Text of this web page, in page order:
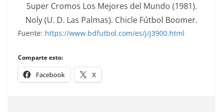
Super Cromos Los Mejores del Mundo (1981).
Noly (U. D. Las Palmas). Chicle Fútbol Boomer.
Fuente: https://www.bdfutbol.com/es/j/j3900.html
Comparte esto:
Facebook X